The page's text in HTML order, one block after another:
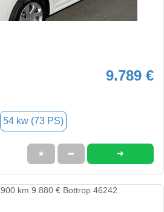
9.789 €
54 kw (73 PS)
★ ➦ ➜